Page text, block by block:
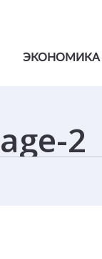
ЭКОНОМИКА